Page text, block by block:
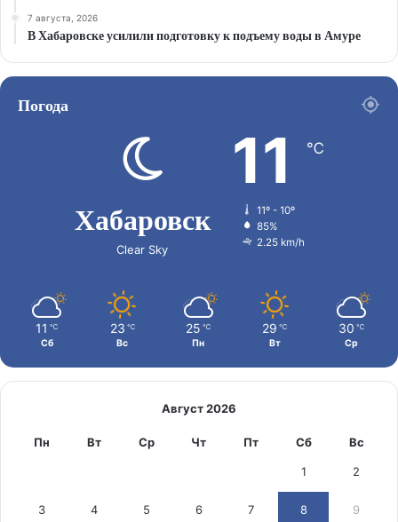
7 августа, 2026
В Хабаровске усилили подготовку к подъему воды в Амуре
Погода
Хабаровск
Clear Sky
11 ℃
11º - 10º
85%
2.25 km/h
11 ℃
Сб
23 ℃
Вс
25 ℃
Пн
29 ℃
Вт
30 ℃
Ср
Август 2026
Пн Вт Ср Чт Пт Сб Вс
1 2
3 4 5 6 7 8 9